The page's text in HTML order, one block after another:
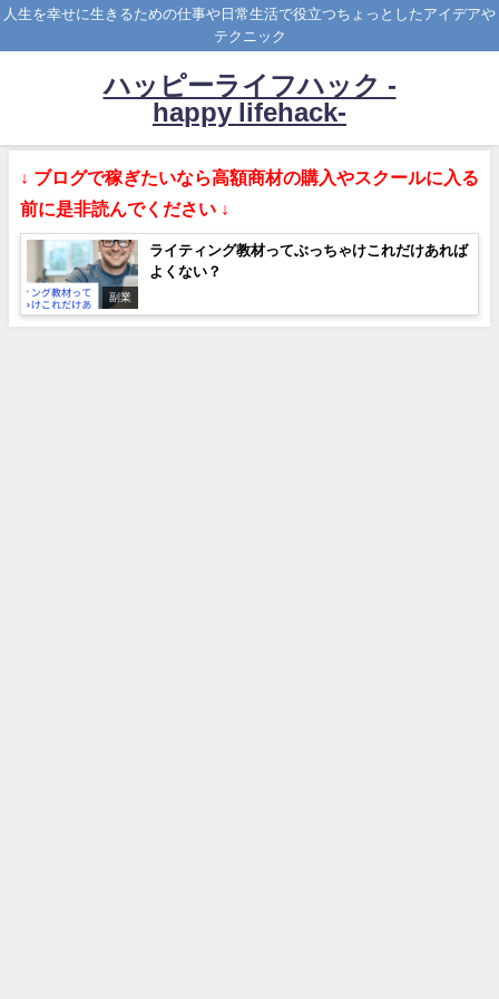
人生を幸せに生きるための仕事や日常生活で役立つちょっとしたアイデアや
テクニック
ハッピーライフハック -
happy lifehack-
↓ ブログで稼ぎたいなら高額商材の購入やスクールに入る
前に是非読んでください ↓
副業
ライティング教材ってぶっちゃけこれだけあれば
よくない？